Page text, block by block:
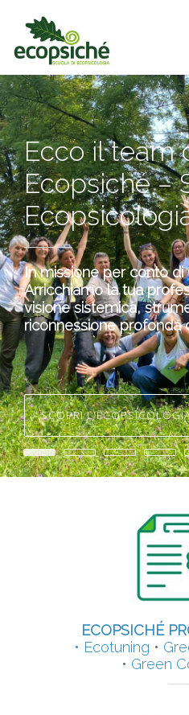
Ecco il
In missione per
Arricchiamo la tua
visione sistemica,
riconnessione
SCOPRI
Ecopsiché:
Scuola di
e
La Terra ha bisogno
valore, al tuo potere.
ciò che sei e cambia
GUARDA I PROGETTI!
• • • •
ECOPSICHÉ
• Ecotuning •
• Green